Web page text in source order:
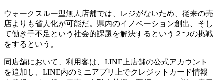
ウォークスルー型無人店舗では、レジがないため、従来の売
店よりも省人化が可能だ。県内のイノベーション創出、そし
て働き手不足という社会的課題を解決するという２つの挑戦
をするという。
同店舗において、利用客は、LINE上店舗の公式アカウント
を追加し、LINE内のミニアプリ上でクレジットカード情報